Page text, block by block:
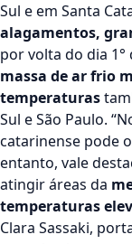
Sul e em Santa
alagamentos,
por volta do dia
massa de ar frio
temperaturas
Sul e São Paulo.
catarinense pode
entanto, vale
atingir áreas da
temperaturas
Clara Sassaki,